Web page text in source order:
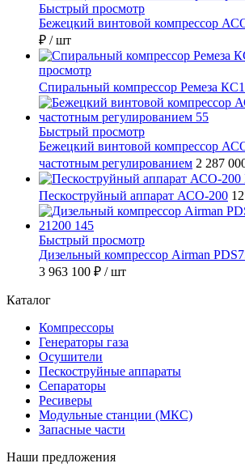
Быстрый просмотр
Бежецкий винтовой компрессор
₽ / шт
просмотр
Спиральный компрессор Ремеза
Быстрый просмотр
Бежецкий винтовой компрессор
частотным регулированием 2 287
Пескоструйный аппарат АСО-200
Быстрый просмотр
Дизельный компрессор Airman
3 963 100 ₽ / шт
Каталог
Компрессоры
Генераторы газа
Осушители
Пескоструйные аппараты
Сепараторы
Ресиверы
Модульные станции (МКС)
Запасные части
Наши предложения